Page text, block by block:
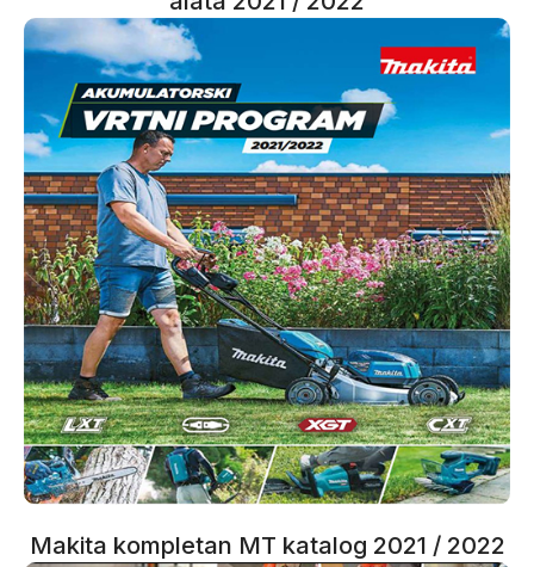
Makita kompletan MT katalog 2021 / 2022